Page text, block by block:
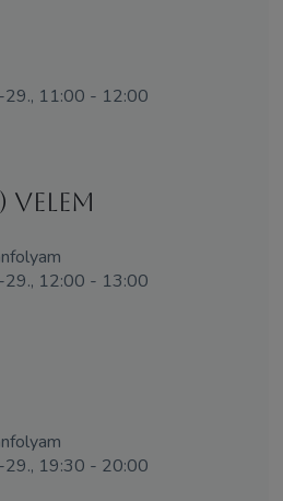
11:00 - 12:00
velem
12:00 - 13:00
19:30 - 20:00